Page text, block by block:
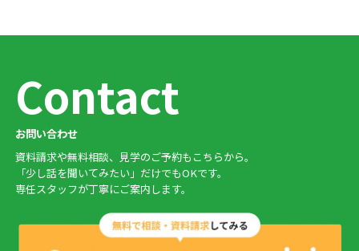
Contact
お問い合わせ
資料請求や無料相談、見学のご予約もこちらから。
「少し話を聞いてみたい」だけでもOKです。
専任スタッフが丁寧にご案内します。